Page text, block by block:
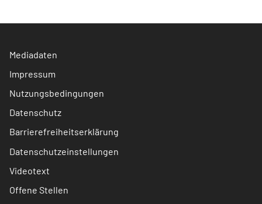
Mediadaten
Impressum
Nutzungsbedingungen
Datenschutz
Barrierefreiheitserklärung
Datenschutzeinstellungen
Videotext
Offene Stellen